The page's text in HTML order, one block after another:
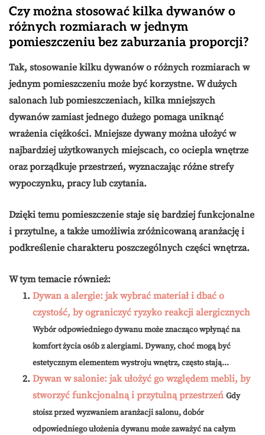
Czy można stosować kilka dywanów o
różnych rozmiarach w jednym
pomieszczeniu bez zaburzania proporcji?
Tak, stosowanie kilku dywanów o różnych rozmiarach w
jednym pomieszczeniu może być korzystne. W dużych
salonach lub pomieszczeniach, kilka mniejszych
dywanów zamiast jednego dużego pomaga uniknąć
wrażenia ciężkości. Mniejsze dywany można ułożyć w
najbardziej użytkowanych miejscach, co ociepla wnętrze
oraz porządkuje przestrzeń, wyznaczając różne strefy
wypoczynku, pracy lub czytania.
Dzięki temu pomieszczenie staje się bardziej funkcjonalne
i przytulne, a także umożliwia zróżnicowaną aranżację i
podkreślenie charakteru poszczególnych części wnętrza.
W tym temacie również:
Dywan a alergie: jak wybrać materiał i dbać o
czystość, by ograniczyć ryzyko reakcji alergicznych
Wybór odpowiedniego dywanu może znacząco wpłynąć na
komfort życia osób z alergiami. Dywany, choć mogą być
estetycznym elementem wystroju wnętrz, często stają...
Dywan w salonie: jak ułożyć go względem mebli, by
stworzyć funkcjonalną i przytulną przestrzeń Gdy
stoisz przed wyzwaniem aranżacji salonu, dobór
odpowiedniego ułożenia dywanu może zaważyć na całym